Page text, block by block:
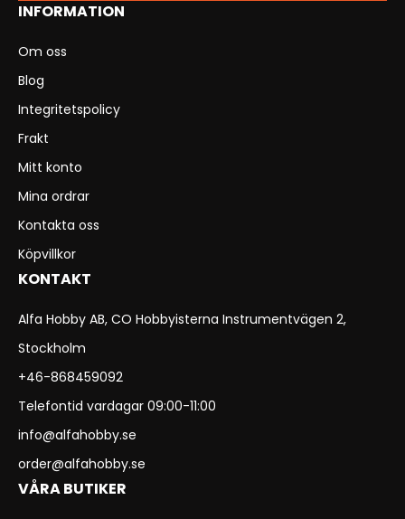
INFORMATION
Om oss
Blog
Integritetspolicy
Frakt
Mitt konto
Mina ordrar
Kontakta oss
Köpvillkor
KONTAKT
Alfa Hobby AB, CO Hobbyisterna Instrumentvägen 2,
Stockholm
+46-868459092
Telefontid vardagar 09:00-11:00
info@alfahobby.se
order@alfahobby.se
VÅRA BUTIKER